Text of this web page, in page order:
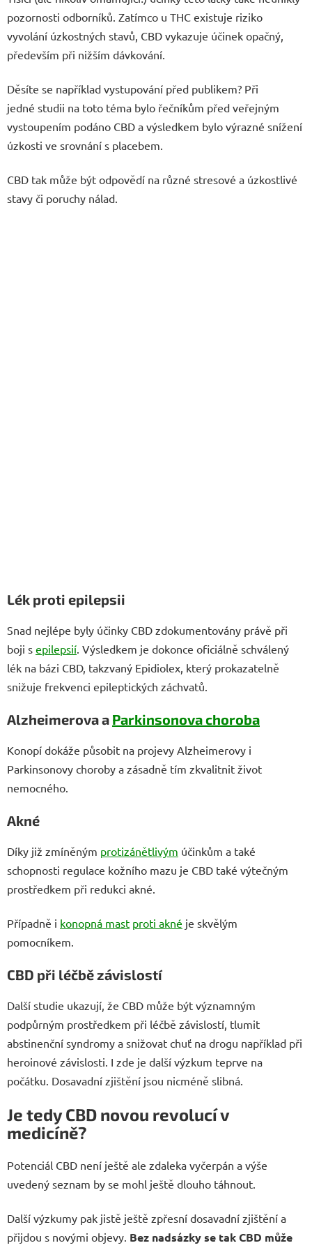
pozornosti odborníků. Zatímco u THC existuje riziko
vyvolání úzkostných stavů, CBD vykazuje účinek opačný,
především při nižším dávkování.
Děsíte se například vystupování před publikem? Při
jedné studii na toto téma bylo řečníkům před veřejným
vystoupením podáno CBD a výsledkem bylo výrazné snížení
úzkosti ve srovnání s placebem.
CBD tak může být odpovědí na různé stresové a úzkostlivé
stavy či poruchy nálad.
Lék proti epilepsii
Snad nejlépe byly účinky CBD zdokumentovány právě při
boji s epilepsií . Výsledkem je dokonce oficiálně schválený
lék na bázi CBD, takzvaný Epidiolex, který prokazatelně
snižuje frekvenci epileptických záchvatů.
Alzheimerova a Parkinsonova choroba
Konopí dokáže působit na projevy Alzheimerovy i
Parkinsonovy choroby a zásadně tím zkvalitnit život
nemocného.
Akné
Díky již zmíněným protizánětlivým účinkům a také
schopnosti regulace kožního mazu je CBD také výtečným
prostředkem při redukci akné.
Případně i konopná mast proti akné je skvělým
pomocníkem.
CBD při léčbě závislostí
Další studie ukazují, že CBD může být významným
podpůrným prostředkem při léčbě závislostí, tlumit
abstinenční syndromy a snižovat chuť na drogu například při
heroinové závislosti. I zde je další výzkum teprve na
počátku. Dosavadní zjištění jsou nicméně slibná.
Je tedy CBD novou revolucí v
medicíně?
Potenciál CBD není ještě ale zdaleka vyčerpán a výše
uvedený seznam by se mohl ještě dlouho táhnout.
Další výzkumy pak jistě ještě zpřesní dosavadní zjištění a
přijdou s novými objevy. Bez nadsázky se tak CBD může